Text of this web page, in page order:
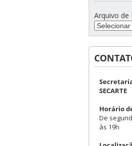
Arquivo de
SECARTE
Horário
De
às 19h